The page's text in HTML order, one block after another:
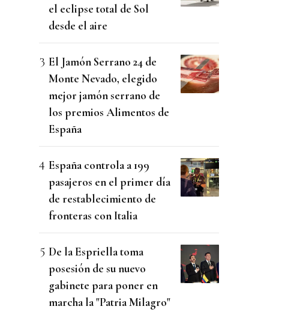
el eclipse total de Sol
desde el aire
El Jamón Serrano 24 de
Monte Nevado, elegido
mejor jamón serrano de
los premios Alimentos de
España
España controla a 199
pasajeros en el primer día
de restablecimiento de
fronteras con Italia
De la Espriella toma
posesión de su nuevo
gabinete para poner en
marcha la "Patria Milagro"